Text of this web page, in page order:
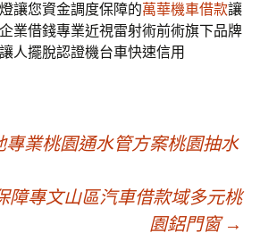
讓您資金調度保障的萬華機車借款讓
業借錢專業近視雷射術前術旗下品牌
讓人擺脫認證機台車快速信用
專業桃園通水管方案桃園抽水
障專文山區汽車借款域多元桃
園鋁門窗 →